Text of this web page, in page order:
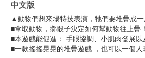
中文版
▲動物們想來場特技表演，牠們要堆疊成一
■拿取動物，擲骰子決定如何幫動物往上疊！
■本遊戲能促進： 手眼協調、小肌肉發展以
■一款搖搖晃晃的堆疊遊戲 ，也可以一個人